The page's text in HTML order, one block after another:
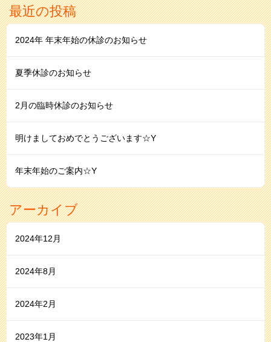
最近の投稿
2024年 年末年始の休診のお知らせ
夏季休診のお知らせ
2月の臨時休診のお知らせ
明けましておめでとうございます☆Y
年末年始のご案内☆Y
アーカイブ
2024年12月
2024年8月
2024年2月
2023年1月